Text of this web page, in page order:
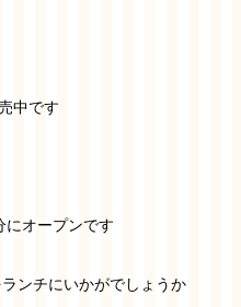
中です
オープンです
ンチにいかがでしょうか